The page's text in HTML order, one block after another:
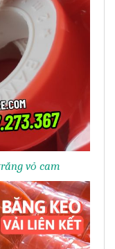
vỏ cam